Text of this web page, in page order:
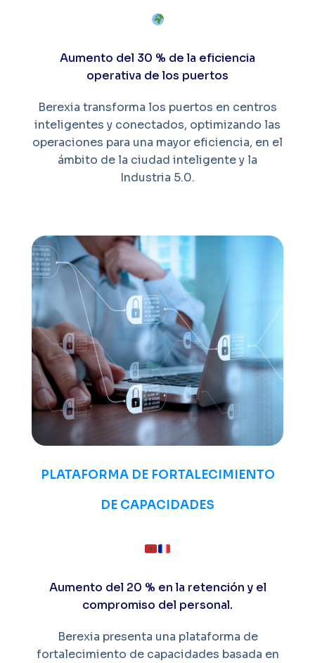
Aumento del 30 % de la eficiencia
operativa de los puertos
Berexia transforma los puertos en centros
inteligentes y conectados, optimizando las
operaciones para una mayor eficiencia, en el
ámbito de la ciudad inteligente y la
Industria 5.0.
PLATAFORMA DE FORTALECIMIENTO
DE CAPACIDADES
Aumento del 20 % en la retención y el
compromiso del personal.
Berexia presenta una plataforma de
fortalecimiento de capacidades basada en